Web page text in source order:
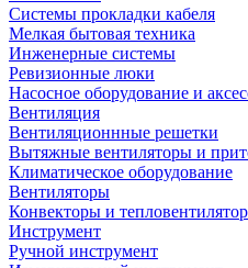
Системы прокладки кабеля
Мелкая бытовая техника
Инженерные системы
Ревизионные люки
Насосное оборудование и
Вентиляция
Вентиляционнные решетки
Вытяжные вентиляторы и
Климатическое оборудование
Вентиляторы
Конвекторы и
Инструмент
Ручной инструмент